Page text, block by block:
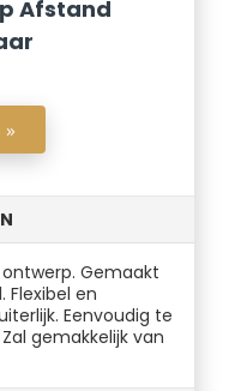
Afstand
Gemaakt
Flexibel en
Eenvoudig te
gemakkelijk van